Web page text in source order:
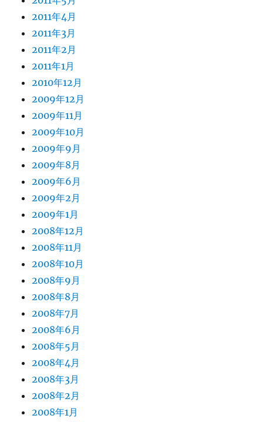
2011年4月
2011年3月
2011年2月
2011年1月
2010年12月
2009年12月
2009年11月
2009年10月
2009年9月
2009年8月
2009年6月
2009年2月
2009年1月
2008年12月
2008年11月
2008年10月
2008年9月
2008年8月
2008年7月
2008年6月
2008年5月
2008年4月
2008年3月
2008年2月
2008年1月